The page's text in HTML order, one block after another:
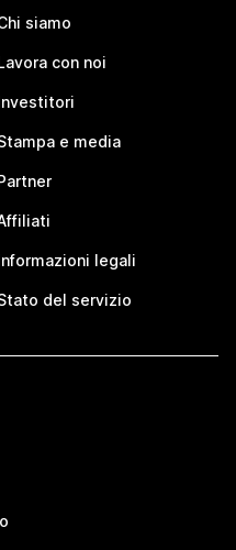
siamo
con noi
e media
legali
del servizio